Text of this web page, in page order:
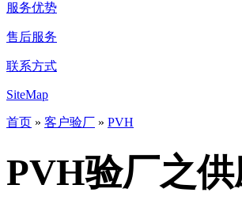
服务优势
售后服务
联系方式
SiteMap
首页 » 客户验厂 » PVH
PVH验厂之